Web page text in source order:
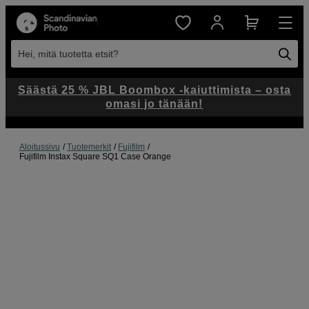
Hei, mitä tuotetta etsit?
Aloitussivu Tuotemerkit
Fujifilm
Fujifilm Instax Square SQ1 Case Orange
Säästä 25 % JBL Boombox -kaiuttimista – osta
omasi jo tänään!